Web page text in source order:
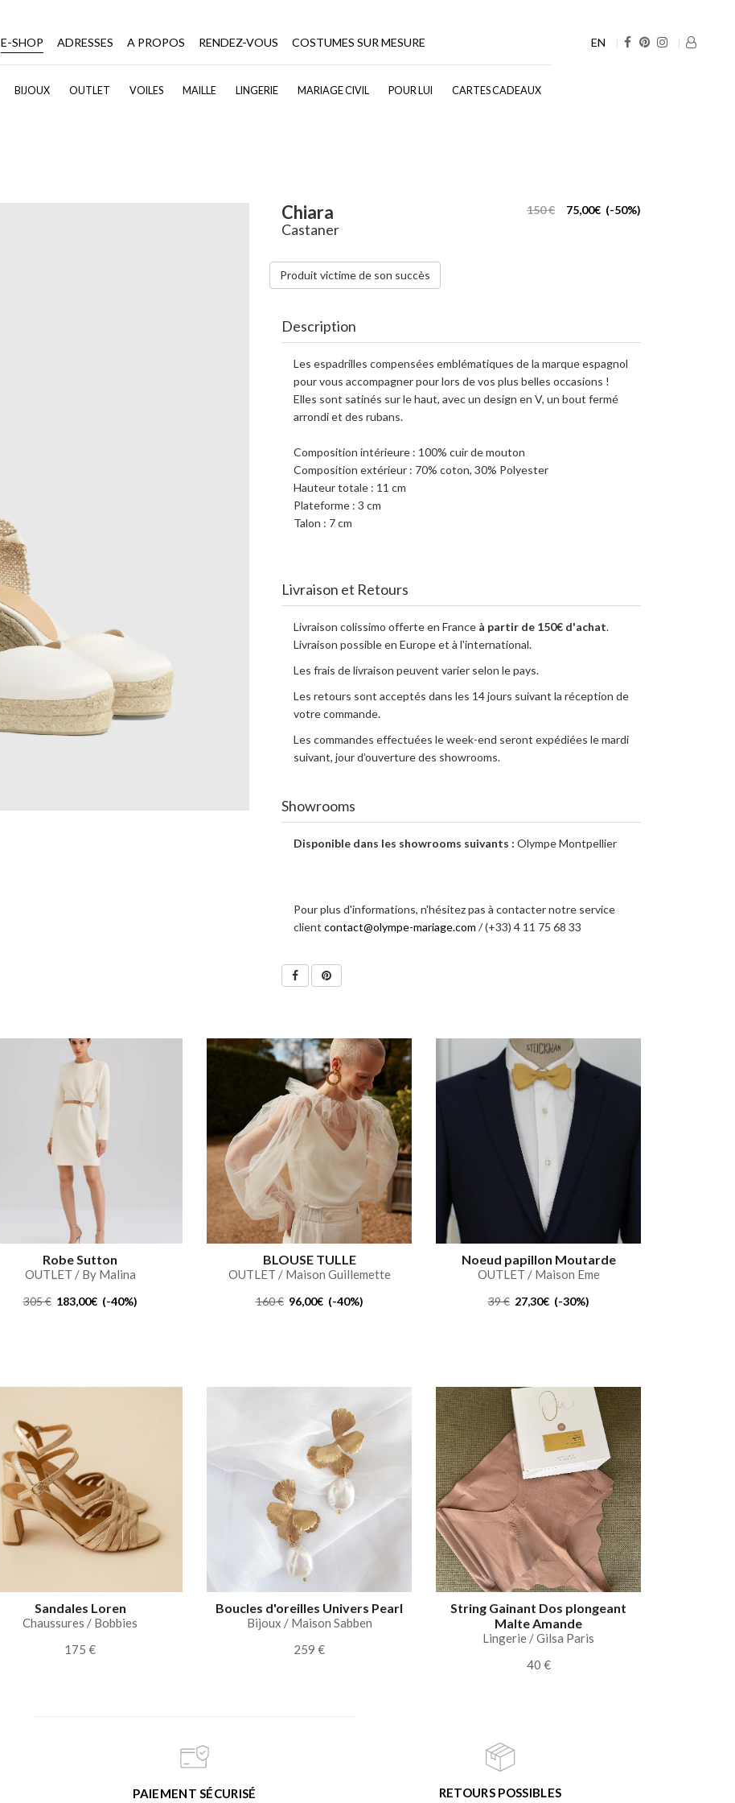
EN
E-SHOP ADRESSES A PROPOS RENDEZ-VOUS COSTUMES SUR MESURE
BIJOUX OUTLET VOILES MAILLE LINGERIE MARIAGE CIVIL POUR LUI CARTES CADEAUX
Chiara 150 € 75,00€ (-50%)
Castaner
Produit victime de son succès
Description
Les espadrilles compensées emblématiques de la marque espagnol
pour vous accompagner pour lors de vos plus belles occasions !
Elles sont satinés sur le haut, avec un design en V, un bout fermé
arrondi et des rubans.
Composition intérieure : 100% cuir de mouton
Composition extérieur : 70% coton, 30% Polyester
Hauteur totale : 11 cm
Plateforme : 3 cm
Talon : 7 cm
Livraison et Retours
Livraison colissimo offerte en France à partir de 150€ d'achat.
Livraison possible en Europe et à l'international.
Les frais de livraison peuvent varier selon le pays.
Les retours sont acceptés dans les 14 jours suivant la réception de
votre commande.
Les commandes effectuées le week-end seront expédiées le mardi
suivant, jour d’ouverture des showrooms.
Showrooms
Disponible dans les showrooms suivants : Olympe Montpellier
Pour plus d'informations, n'hésitez pas à contacter notre service
client contact@olympe-mariage.com / (+33) 4 11 75 68 33
Robe Sutton
OUTLET / By Malina
305 € 183,00€ (-40%)
BLOUSE TULLE
OUTLET / Maison Guillemette
160 € 96,00€ (-40%)
Noeud papillon Moutarde
OUTLET / Maison Eme
39 € 27,30€ (-30%)
Sandales Loren
Chaussures / Bobbies
175 €
Boucles d'oreilles Univers Pearl
Bijoux / Maison Sabben
259 €
String Gainant Dos plongeant
Malte Amande
Lingerie / Gilsa Paris
40 €
PAIEMENT SÉCURISÉ RETOURS POSSIBLES